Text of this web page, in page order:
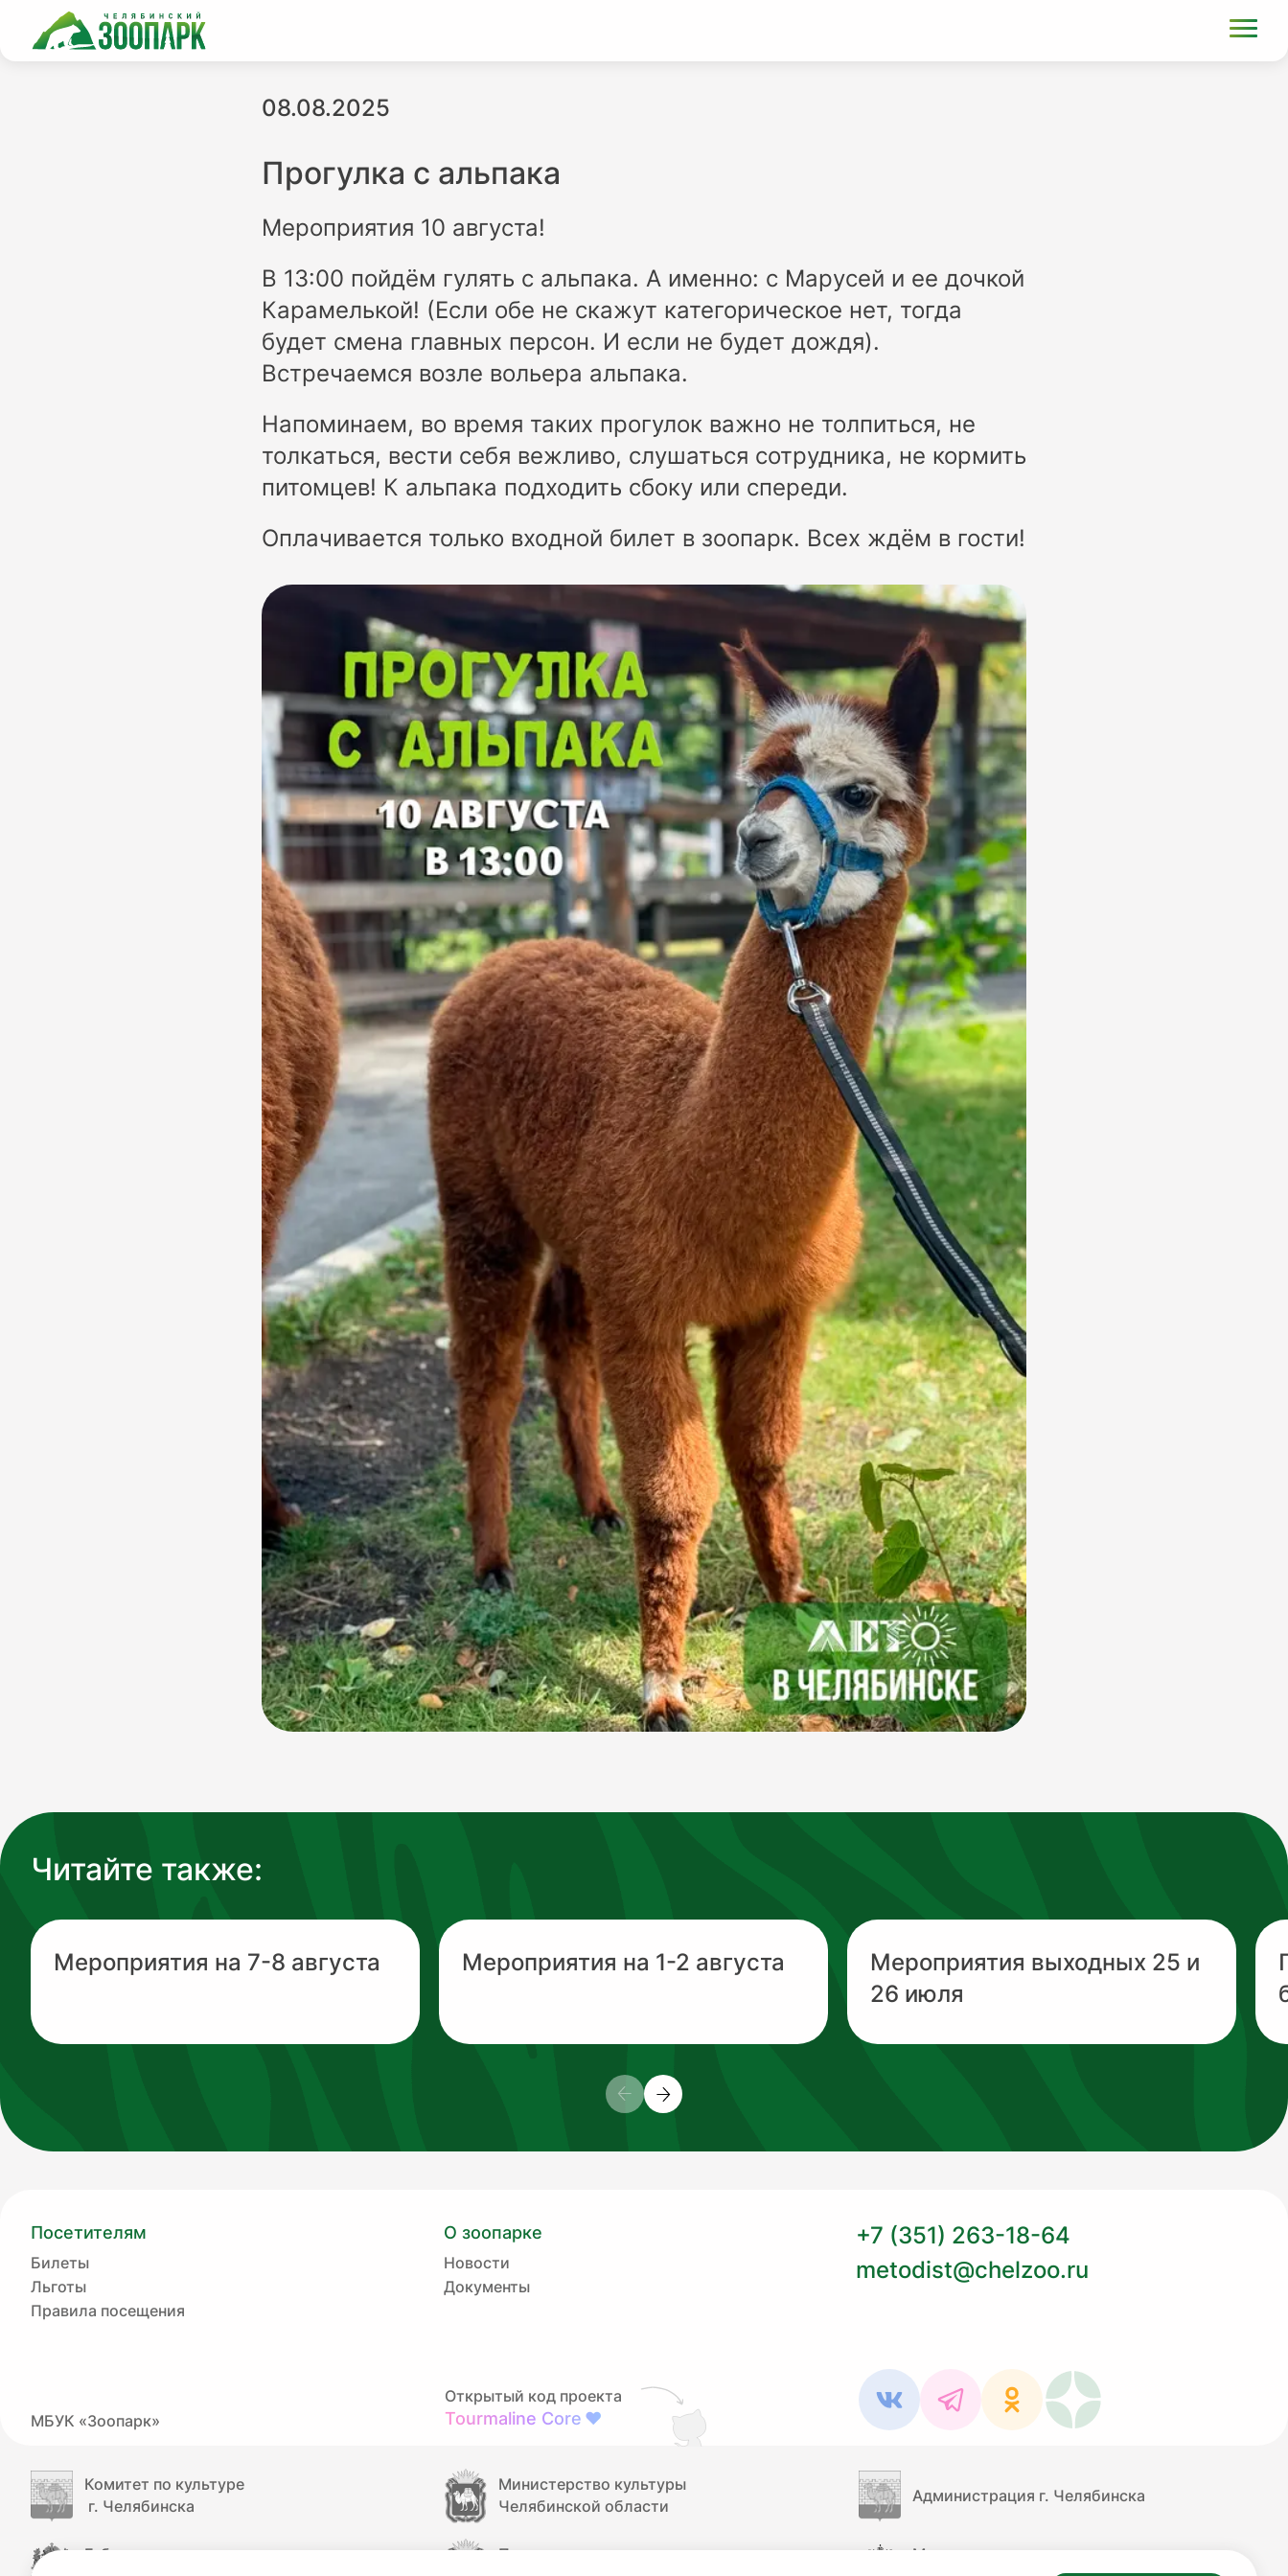
08.08.2025
Прогулка с альпака
Мероприятия 10 августа!
В 13:00 пойдём гулять с альпака. А именно: с Марусей и ее дочкой
Карамелькой! (Если обе не скажут категорическое нет, тогда
будет смена главных персон. И если не будет дождя).
Встречаемся возле вольера альпака.
Напоминаем, во время таких прогулок важно не толпиться, не
толкаться, вести себя вежливо, слушаться сотрудника, не кормить
питомцев! К альпака подходить сбоку или спереди.
Оплачивается только входной билет в зоопарк. Всех ждём в гости!
Читайте также:
Мероприятия на 7-8 августа Мероприятия на 1-2 августа
Мероприятия выходных 25 и
26 июля
Посетителям
Билеты
Льготы
Правила посещения
О зоопарке
Новости
Документы
+7 (351) 263-18-64
metodist@chelzoo.ru
МБУК «Зоопарк»
Открытый код проекта
Tourmaline Core ❤
Комитет по культуре
г. Челябинска
Министерство культуры
Челябинской области
Администрация г. Челябинска
Губернатор
Правительство
Министерство культуры